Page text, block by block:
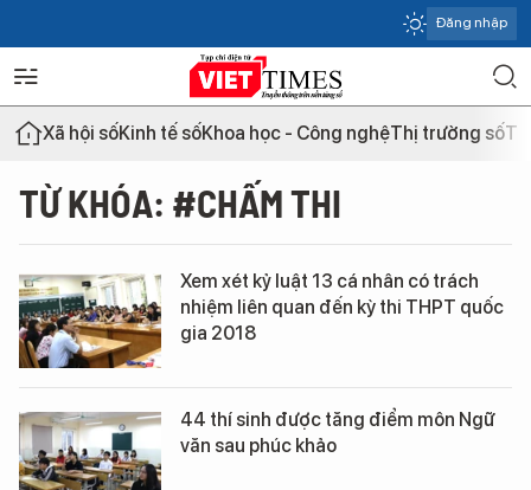
Đăng nhập
Xã hội sốKinh tế sốKhoa học - Công nghệThị trường số
TỪ KHÓA: #CHẤM THI
Xem xét kỷ luật 13 cá nhân có trách
nhiệm liên quan đến kỳ thi THPT quốc
gia 2018
44 thí sinh được tăng điểm môn Ngữ
văn sau phúc khảo